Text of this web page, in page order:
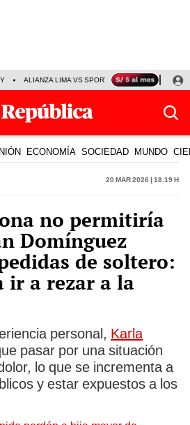
ALIANZA LIMA VS SPORT BOYS JORGE
ECONOMÍA SOCIEDAD MUNDO
20 Mar 2026 | 18:19 h
no permitiría
Domínguez
de soltero:
ir a rezar a la
personal, Karla
pasar por una situación
lo que se incrementa a
y estar expuestos a los